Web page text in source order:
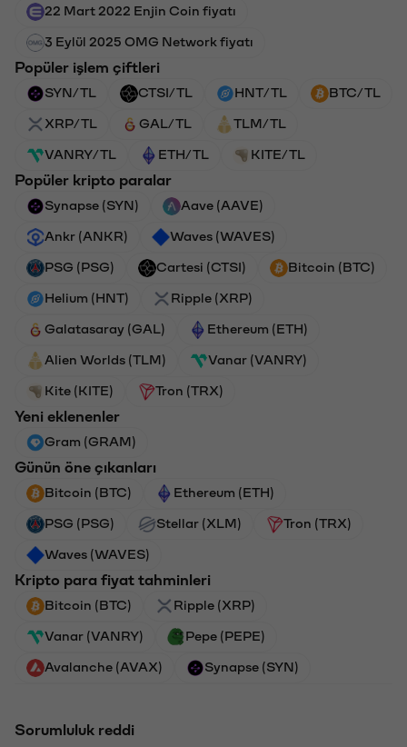
22 Mart 2022 Enjin Coin fiyatı
3 Eylül 2025 OMG Network fiyatı
Popüler işlem çiftleri
SYN/TL CTSI/TL HNT/TL BTC/TL
XRP/TL GAL/TL TLM/TL
VANRY/TL ETH/TL KITE/TL
Popüler kripto paralar
Synapse (SYN) Aave (AAVE)
Ankr (ANKR) Waves (WAVES)
PSG (PSG) Cartesi (CTSI) Bitcoin (BTC)
Helium (HNT) Ripple (XRP)
Galatasaray (GAL) Ethereum (ETH)
Alien Worlds (TLM) Vanar (VANRY)
Kite (KITE) Tron (TRX)
Yeni eklenenler
Gram (GRAM)
Günün öne çıkanları
Bitcoin (BTC) Ethereum (ETH)
PSG (PSG) Stellar (XLM) Tron (TRX)
Waves (WAVES)
Kripto para fiyat tahminleri
Bitcoin (BTC) Ripple (XRP)
Vanar (VANRY) Pepe (PEPE)
Avalanche (AVAX) Synapse (SYN)
Sorumluluk reddi